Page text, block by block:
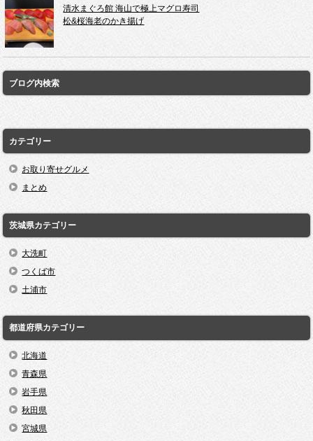
清水まぐろ館 海山で極上マグロ寿司
松&桜海老のかき揚げ
ブログ内検索
カテゴリー
お取り寄せグルメ
まとめ
茨城県カテゴリー
大洗町
つくば市
土浦市
都道府県カテゴリー
北海道
青森県
岩手県
秋田県
宮城県